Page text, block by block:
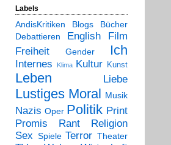
Labels
AndisKritiken Blogs
Bücher
Debattieren
English
Film
Freiheit
Gender Ich
Internes Klima Kultur Kunst
Leben Liebe
Lustiges Moral Musik
Nazis Oper Politik Print
Promis
Rant
Religion
Sex Spiele Terror Theater